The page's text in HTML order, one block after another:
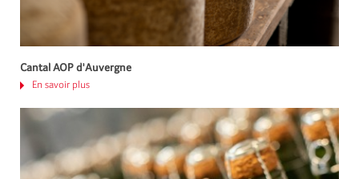
Cantal AOP d'Auvergne
En savoir plus